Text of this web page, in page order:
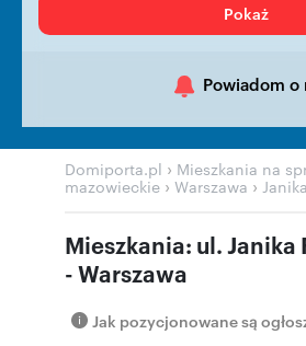
Pokaż
Powiadom
Domiporta.pl › Mieszkania na
mazowieckie › Warszawa ›
Mieszkania: ul. Janika
- Warszawa
Jak pozycjonowane są